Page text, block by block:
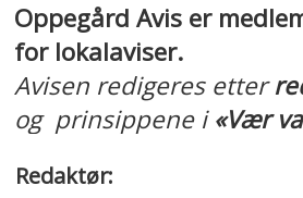
Oppegård Avis er
for lokalaviser.
Avisen redigeres etter
og prinsippene i«Vær
Redaktør: